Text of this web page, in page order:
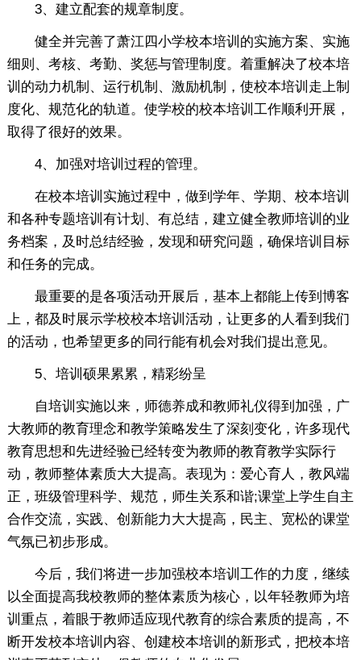
3、建立配套的规章制度。
健全并完善了萧江四小学校本培训的实施方案、实施
细则、考核、考勤、奖惩与管理制度。着重解决了校本培
训的动力机制、运行机制、激励机制，使校本培训走上制
度化、规范化的轨道。使学校的校本培训工作顺利开展，
取得了很好的效果。
4、加强对培训过程的管理。
在校本培训实施过程中，做到学年、学期、校本培训
和各种专题培训有计划、有总结，建立健全教师培训的业
务档案，及时总结经验，发现和研究问题，确保培训目标
和任务的完成。
最重要的是各项活动开展后，基本上都能上传到博客
上，都及时展示学校校本培训活动，让更多的人看到我们
的活动，也希望更多的同行能有机会对我们提出意见。
5、培训硕果累累，精彩纷呈
自培训实施以来，师德养成和教师礼仪得到加强，广
大教师的教育理念和教学策略发生了深刻变化，许多现代
教育思想和先进经验已经转变为教师的教育教学实际行
动，教师整体素质大大提高。表现为：爱心育人，教风端
正，班级管理科学、规范，师生关系和谐;课堂上学生自主
合作交流，实践、创新能力大大提高，民主、宽松的课堂
气氛已初步形成。
今后，我们将进一步加强校本培训工作的力度，继续
以全面提高我校教师的整体素质为核心，以年轻教师为培
训重点，着眼于教师适应现代教育的综合素质的提高，不
断开发校本培训内容、创建校本培训的新形式，把校本培